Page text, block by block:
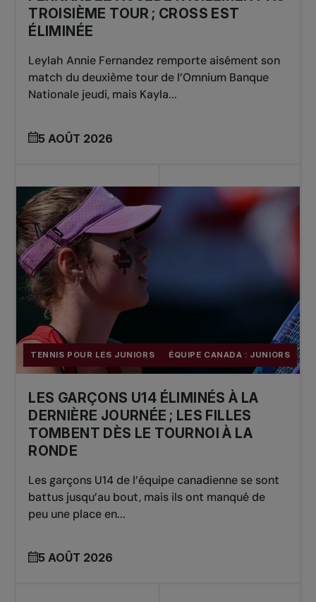
TROISIÈME TOUR ; CROSS EST
ÉLIMINÉE
Leylah Annie Fernandez remporte aisément son
match du deuxième tour de l’Omnium Banque
Nationale jeudi, mais Kayla...
5 AOÛT 2026
TENNIS POUR LES JUNIORS ÉQUIPE CANADA : JUNIORS
LES GARÇONS U14 ÉLIMINÉS À LA
DERNIÈRE JOURNÉE ; LES FILLES
TOMBENT DÈS LE TOURNOI À LA
RONDE
Les garçons U14 de l’équipe canadienne se sont
battus jusqu’au bout, mais ils ont manqué de
peu une place en...
5 AOÛT 2026